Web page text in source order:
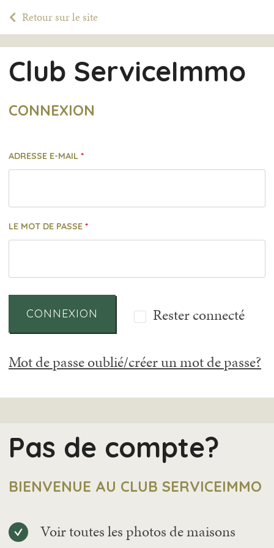
Retour sur le site
Club ServiceImmo
CONNEXION
ADRESSE E-MAIL
LE MOT DE PASSE
CONNEXION Rester connecté
Mot de passe oublié/créer un mot de passe?
Pas de compte?
BIENVENUE AU CLUB SERVICEIMMO
Voir toutes les photos de maisons